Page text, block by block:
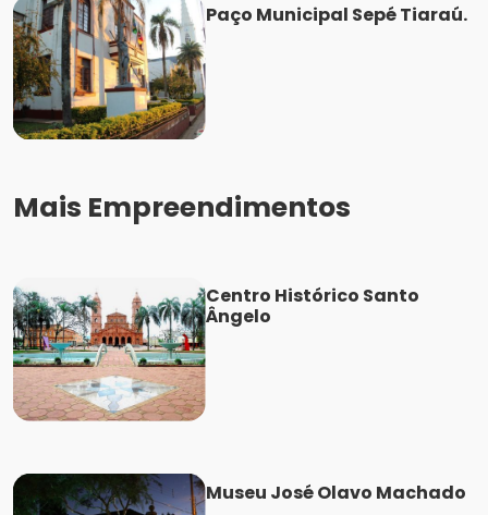
Paço Municipal Sepé Tiaraú.
Mais Empreendimentos
Centro Histórico Santo
Ângelo
Museu José Olavo Machado